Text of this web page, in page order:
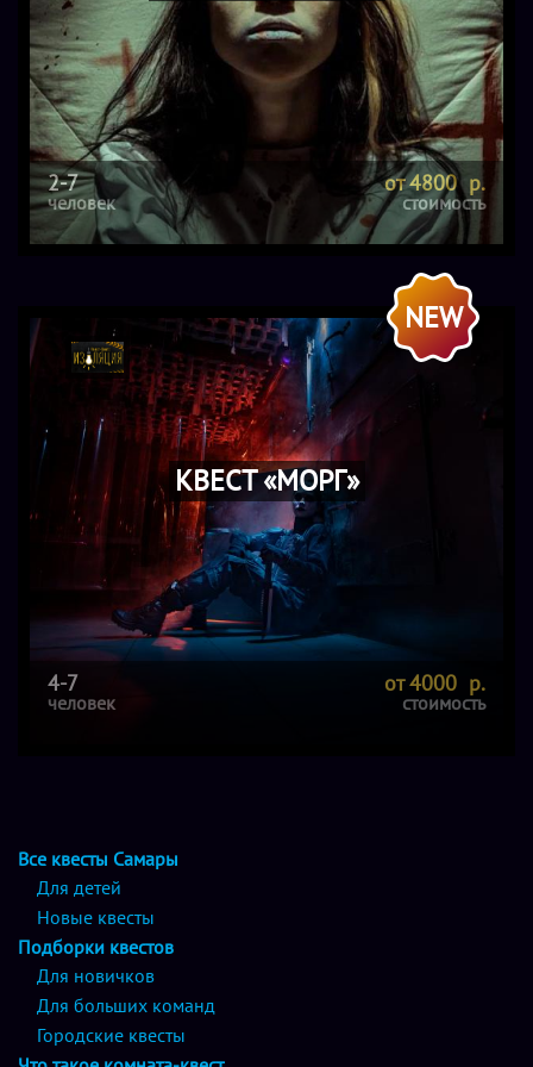
2-7
человек
от 4800 р.
стоимость
КВЕСТ «МОРГ»
4-7
человек
от 4000 р.
стоимость
NEW
Все квесты Самары
Для детей
Новые квесты
Подборки квестов
Для новичков
Для больших команд
Городские квесты